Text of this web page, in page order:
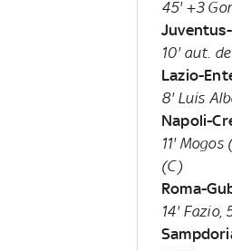
45' +3
10' aut.
Lazio-
8' Luis
Napoli-
11'
(C)
Roma-
14' Fazio,